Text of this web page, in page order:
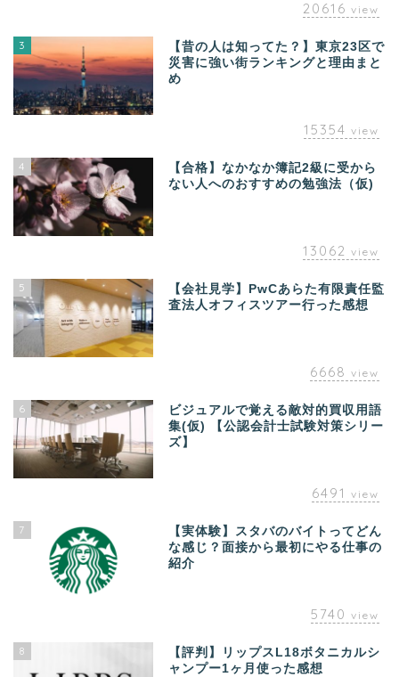
20616 view
3
【昔の人は知ってた？】東京23区で
災害に強い街ランキングと理由まと
め
15354 view
4
【合格】なかなか簿記2級に受から
ない人へのおすすめの勉強法（仮)
13062 view
5
【会社見学】PwCあらた有限責任監
査法人オフィスツアー行った感想
6668 view
6
ビジュアルで覚える敵対的買収用語
集(仮) 【公認会計士試験対策シリー
ズ】
6491 view
7
【実体験】スタバのバイトってどん
な感じ？面接から最初にやる仕事の
紹介
5740 view
8
【評判】リップスL18ボタニカルシ
ャンプー1ヶ月使った感想